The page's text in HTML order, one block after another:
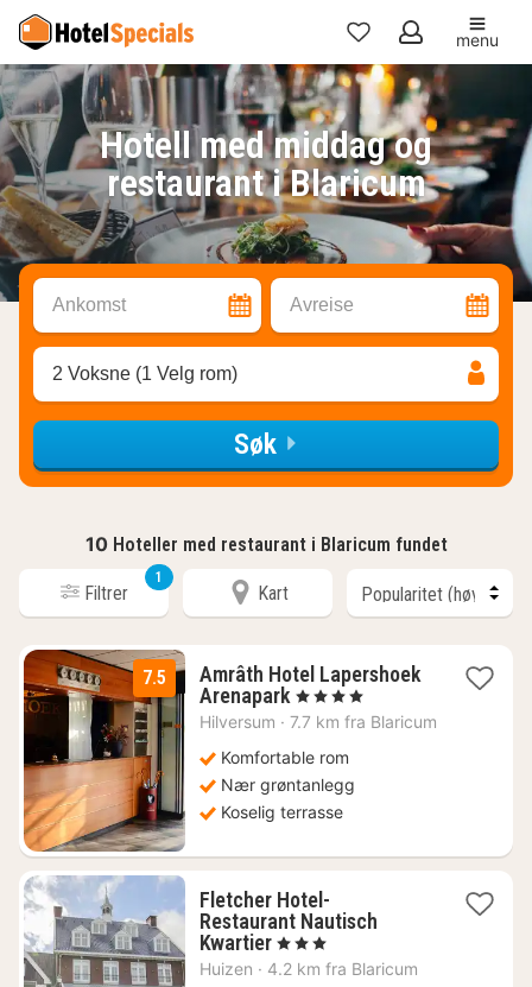
Mine
favoritter
menu
Hotell med middag og
restaurant i Blaricum
Ankomst Avreise
2 Voksne (1 Velg rom)
Søk
10 Hoteller med restaurant i Blaricum fundet
Filtrer
1
Kart
7.5
Amrâth Hotel Lapershoek
Arenapark 1
natt
1051
kr.
, 4 Stjerner
Hilversum · 7.7 km fra Blaricum
Komfortable rom
Nær grøntanlegg
Koselig terrasse
Fletcher Hotel-
Restaurant Nautisch
Kwartier1
natt
, 3 Stjerner
Huizen · 4.2 km fra Blaricum